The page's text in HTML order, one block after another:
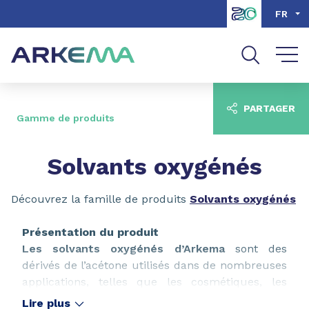
Aller à la recherche
FR
Gamme de produits
Solvants oxygénés
Découvrez la famille de produits Solvants oxygénés
Présentation du produit
Les solvants oxygénés d’Arkema sont des
dérivés de l’acétone utilisés dans de nombreuses
applications, telles que les cosmétiques, les
arômes et les parfums, les produits
Lire plus
PARTAGER